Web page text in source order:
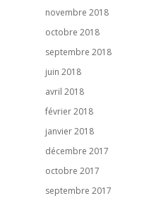
novembre 2018
octobre 2018
septembre 2018
juin 2018
avril 2018
février 2018
janvier 2018
décembre 2017
octobre 2017
septembre 2017